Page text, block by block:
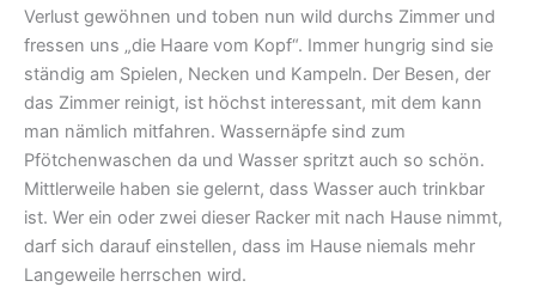
Verlust gewöhnen und toben nun wild durchs Zimmer und
fressen uns „die Haare vom Kopf“. Immer hungrig sind sie
ständig am Spielen, Necken und Kampeln. Der Besen, der
das Zimmer reinigt, ist höchst interessant, mit dem kann
man nämlich mitfahren. Wassernäpfe sind zum
Pfötchenwaschen da und Wasser spritzt auch so schön.
Mittlerweile haben sie gelernt, dass Wasser auch trinkbar
ist. Wer ein oder zwei dieser Racker mit nach Hause nimmt,
darf sich darauf einstellen, dass im Hause niemals mehr
Langeweile herrschen wird.